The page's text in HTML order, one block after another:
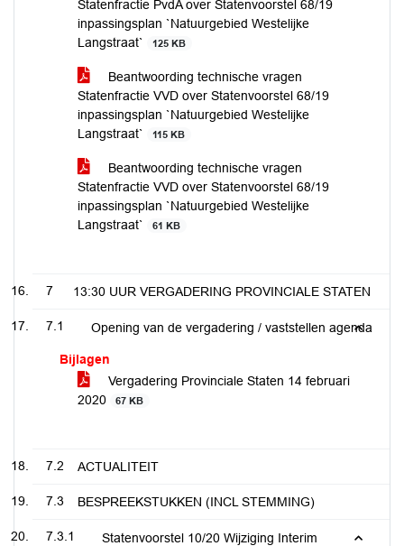
Statenfractie PvdA over Statenvoorstel 68/19
inpassingsplan `Natuurgebied Westelijke
Langstraat`
125 KB
Beantwoording technische vragen
Statenfractie VVD over Statenvoorstel 68/19
inpassingsplan `Natuurgebied Westelijke
Langstraat`
115 KB
Beantwoording technische vragen
Statenfractie VVD over Statenvoorstel 68/19
inpassingsplan `Natuurgebied Westelijke
Langstraat`
61 KB
7 13:30 UUR VERGADERING PROVINCIALE STATEN
7.1 Opening van de vergadering / vaststellen agenda
Bijlagen
Vergadering Provinciale Staten 14 februari
2020
67 KB
7.2 ACTUALITEIT
7.3 BESPREEKSTUKKEN (INCL STEMMING)
7.3.1
Statenvoorstel 10/20 Wijziging Interim